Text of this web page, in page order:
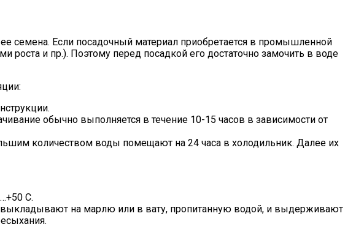
семена. Если посадочный материал приобретается в промышленной
роста и пр.). Поэтому перед посадкой его достаточно замочить в воде
обычно выполняется в течение 10-15 часов в зависимости от
количеством воды помещают на 24 часа в холодильник. Далее их
С.
на марлю или в вату, пропитанную водой, и выдерживают